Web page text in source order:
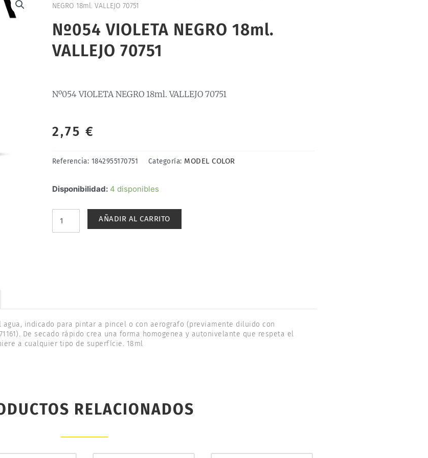
NEGRO 18ml. VALLEJO 70751
Nº054 VIOLETA NEGRO 18ml.
VALLEJO 70751
Nº054 VIOLETA NEGRO 18ml. VALLEJO 70751
2,75 €
Referencia: 1842955170751 Categoría: MODEL COLOR
Disponibilidad: 4 disponibles
Nº054
18ml.
AÑADIR AL CARRITO
indicado para pintar a pincel o con aerografo (previamente diluido con
De secado rápido crea una forma homogenea y autonivelante que respeta el
a cualquier tipo de superfície. 18ml
RELACIONADOS